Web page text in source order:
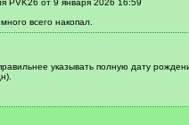
PVK26 от 9 января 2026 16:59
всего накопал.
указывать полную дату